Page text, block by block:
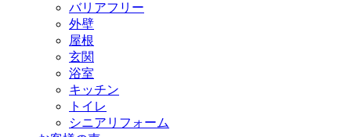
バリアフリー
外壁
屋根
玄関
浴室
キッチン
トイレ
シニアリフォーム